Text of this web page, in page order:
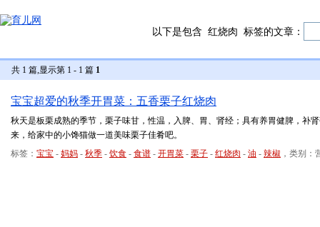
以下是包含 红烧肉 标签的文章：
共 1 篇,显示第 1 - 1 篇 1
宝宝超爱的秋季开胃菜：五香栗子红烧肉
秋天是板栗成熟的季节，栗子味甘，性温，入脾、胃、肾经；具有养胃健脾，补
来，给家中的小馋猫做一道美味栗子佳肴吧。
标签： 宝宝 - 妈妈 - 秋季 - 饮食 - 食谱 - 开胃菜 - 栗子 - 红烧肉 - 油 - 辣椒 ，类别：